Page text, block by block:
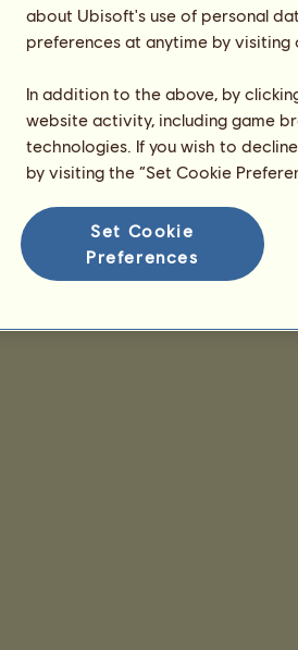
about Ubisoft's use of personal
preferences at anytime by
In addition to the above, by
website activity, including game
technologies. If you wish to
by visiting the “Set Cookie
Set Cookie
Preferences